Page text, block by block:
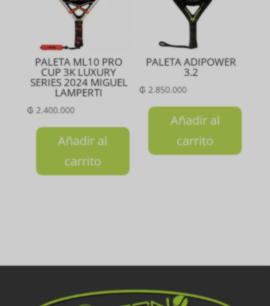
PALETA ML10 PRO
CUP 3K LUXURY
SERIES 2024 MIGUEL
LAMPERTI
₲2.400.000
Añadir al
carrito
PALETA ADIPOWER
3.2
₲ 2.850.000
Añadir al
carrito